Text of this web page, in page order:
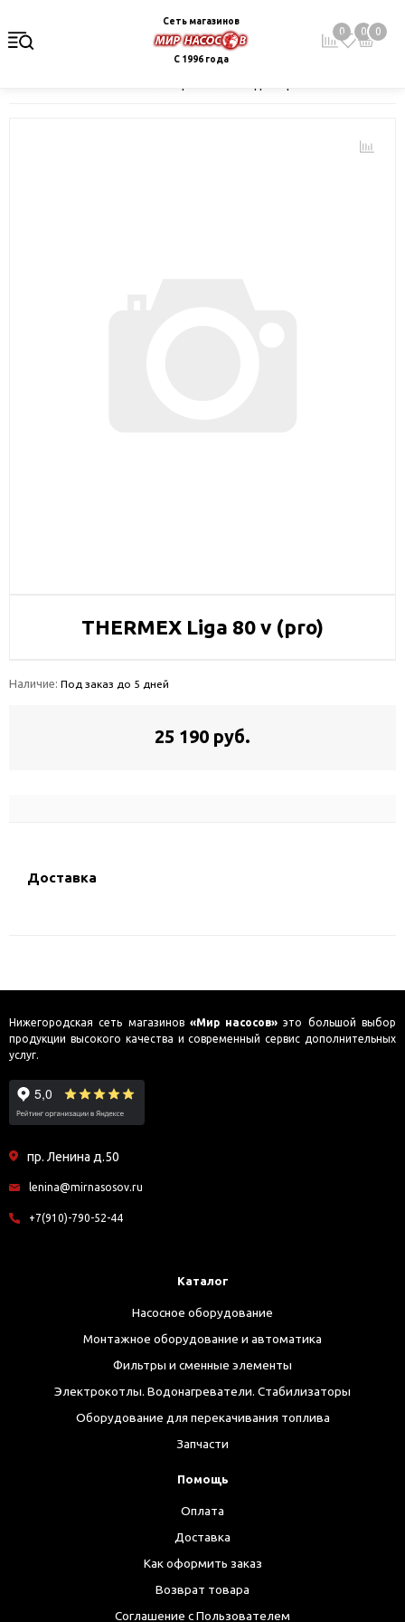
Сеть магазинов
С 1996 года
0 0 0
THERMEX Liga 80 v (pro)
Наличие: Под заказ до 5 дней
25 190 руб.
Доставка
Нижегородская сеть магазинов «Мир насосов» это большой выбор
продукции высокого качества и современный сервис дополнительных
услуг.
пр. Ленина д.50
lenina@mirnasosov.ru
+7(910)-790-52-44
Каталог
Насосное оборудование
Монтажное оборудование и автоматика
Фильтры и сменные элементы
Электрокотлы. Водонагреватели. Стабилизаторы
Оборудование для перекачивания топлива
Запчасти
Помощь
Оплата
Доставка
Как оформить заказ
Возврат товара
Соглашение с Пользователем